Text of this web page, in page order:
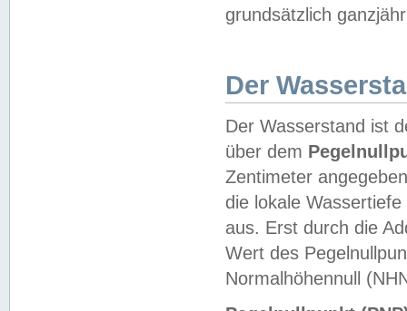
grundsätzlich
Der
Der Wasserstand ist
über dem
Zentimeter
die lokale
aus. Erst durch die
Wert des
Normalhöhennull